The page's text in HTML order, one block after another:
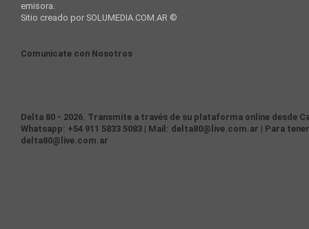
emisora.
Sitio creado por SOLUMEDIA.COM.AR ©
Comunicate con Nosotros
Delta 80 - 2026. Transmite a través de su plataforma online desde
Whatsapp: +54 911 5833 5083 | Mail: delta80@live.com.ar | Para
delta80@live.com.ar